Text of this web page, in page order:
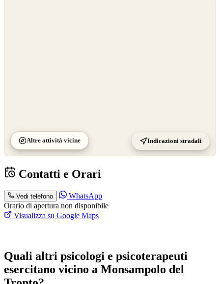
Altre attività vicine Indicazioni stradali
Contatti e Orari
Vedi telefono
WhatsApp
Orario di apertura non disponibile
Visualizza su Google Maps
Quali altri psicologi e psicoterapeuti
esercitano vicino a Monsampolo del